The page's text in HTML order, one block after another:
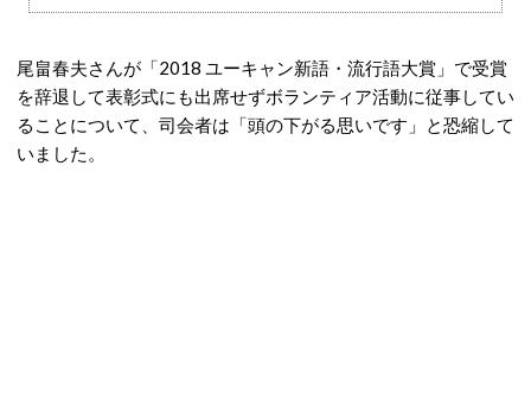
尾畠春夫さんが「2018 ユーキャン新語・流行語大賞」で受賞
を辞退して表彰式にも出席せずボランティア活動に従事してい
ることについて、司会者は「頭の下がる思いです」と恐縮して
いました。